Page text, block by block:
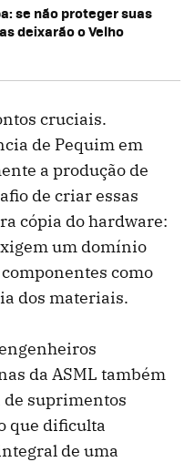
se não proteger suas
deixarão o Velho
cruciais.
de Pequim em
a produção de
de criar essas
cópia do hardware:
um domínio
como
dos materiais.
da ASML também
de suprimentos
que dificulta
de uma